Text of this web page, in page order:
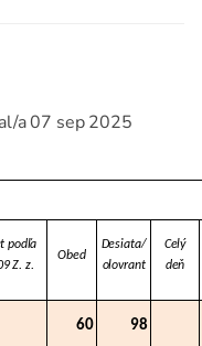
a07 sep 2025
podľa
Z. z.
Obed
Desiata/
olovrant
Celý
deň
60 98